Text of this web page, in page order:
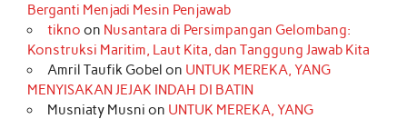
Berganti Menjadi Mesin Penjawab
tikno on Nusantara di Persimpangan Gelombang:
Konstruksi Maritim, Laut Kita, dan Tanggung Jawab Kita
Amril Taufik Gobel on UNTUK MEREKA, YANG
MENYISAKAN JEJAK INDAH DI BATIN
Musniaty Musni on UNTUK MEREKA, YANG